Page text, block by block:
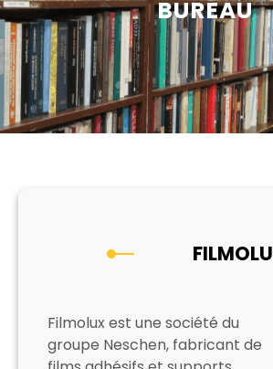
BUREAU
Filmolux est une société du
groupe Neschen, fabricant de